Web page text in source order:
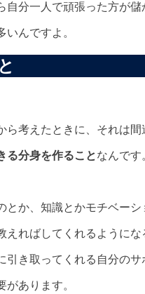
分一人で頑張った方が儲
いんですよ。
ら考えたときに、それは間
る分身を作ることなんです
か、知識とかモチベーシ
ればしてくれるように
引き取ってくれる自分のサ
があります。